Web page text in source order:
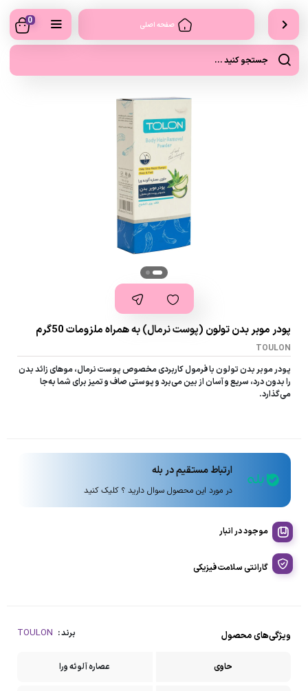
صفحه اصلی 0
پودر موبر بدن تولون (پوست نرمال) به همراه ملزومات 50گرم
TOULON
پودر موبر بدن تولون با فرمول کاربردی مخصوص پوست نرمال، موهای زائد بدن
را بدون درد، سریع و آسان از بین می‌برد و پوستی صاف و تمیز برای شما به‌جا
می‌گذارد.
ارتباط مستقیم در بله
در مورد این محصول سوال دارید ؟ کلیک کنید
موجود در انبار
گارانتی سلامت فیزیکی
برند : TOULON ویژگی‌های محصول
حاوی عصاره آلوئه ورا